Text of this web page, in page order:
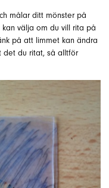
målar ditt mönster på
välja om du vill rita på
på att limmet kan ändra
det du ritat, så alltför